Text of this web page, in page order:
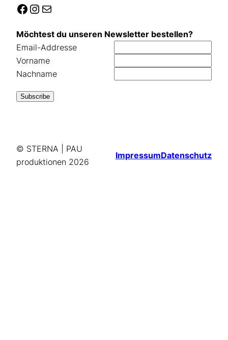
Facebook
Instagram
E-Mail
Möchtest du unseren Newsletter bestellen?
Email-Addresse
Vorname
Nachname
© STERNA | PAU
produktionen 2026
ImpressumDatenschutz